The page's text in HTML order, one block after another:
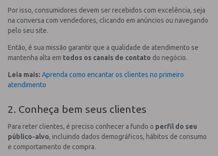
Por isso, consumidores devem ser recebidos com excelência, seja
na conversa com vendedores, clicando em anúncios ou navegando
pelo seu site.
Então, é sua missão garantir que a qualidade de atendimento se
mantenha alta em todos os canais de contato do negócio.
Leia mais: Aprenda como encantar os clientes no primeiro
atendimento
2. Conheça bem seus clientes
Para reter clientes, é preciso conhecer a fundo o perfil do seu
público-alvo, incluindo dados demográficos, hábitos de consumo
e comportamento de compra.